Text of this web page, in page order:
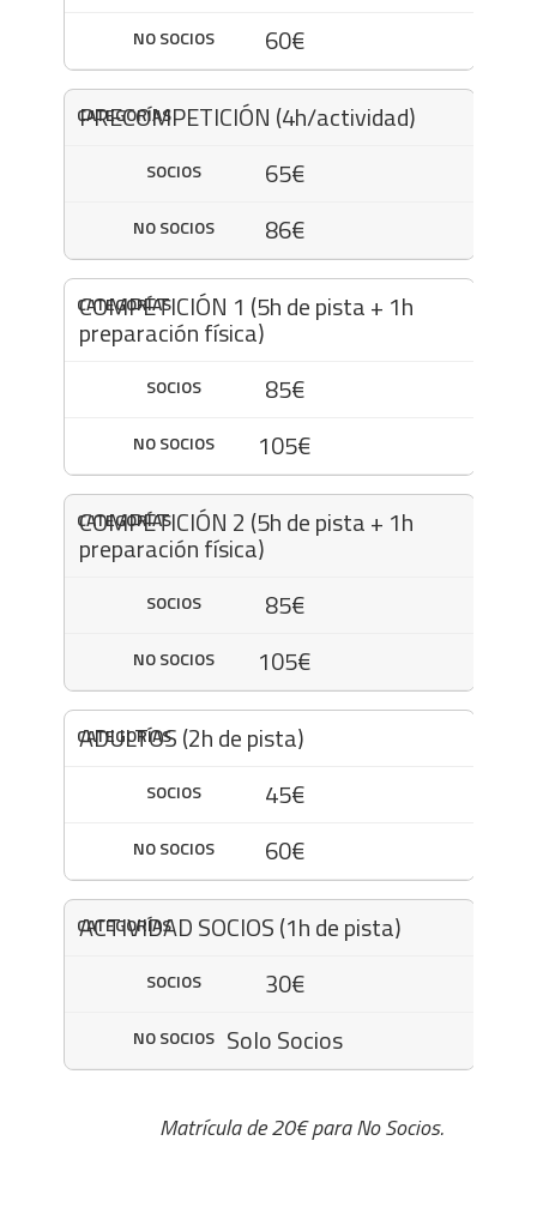
60€
PRECOMPETICIÓN (4h/actividad)
65€
86€
COMPETICIÓN 1 (5h de pista + 1h
preparación física)
85€
105€
COMPETICIÓN 2 (5h de pista + 1h
preparación física)
85€
105€
ADULTOS (2h de pista)
45€
60€
ACTIVIDAD SOCIOS (1h de pista)
30€
Solo Socios
Matrícula de 20€ para No Socios.